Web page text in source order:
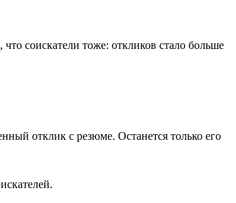
соискатели тоже: откликов стало больше
отклик с резюме. Останется только его